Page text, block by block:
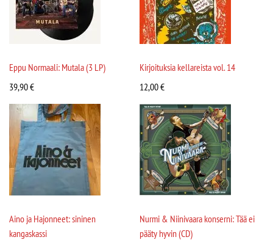
Eppu Normaali: Mutala (3 LP)
39,90€
Kirjoituksia kellareista vol. 14
12,00€
Aino ja Hajonneet: sininen
kangaskassi
Nurmi & Niinivaara konserni: Tää ei
pääty hyvin (CD)